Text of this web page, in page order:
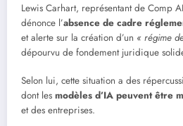
Lewis Carhart, représentant de Comp
dénonce l’absence de cadre
et alerte sur la création d’un « régime
dépourvu de fondement juridique
Selon lui, cette situation a des
dont les modèles d’IA peuvent être
et des entreprises.